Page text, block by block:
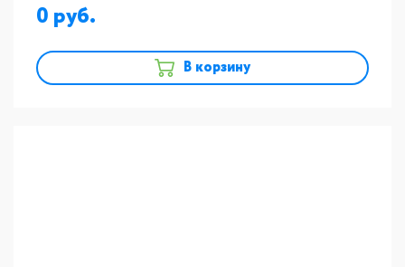
0
В корзину